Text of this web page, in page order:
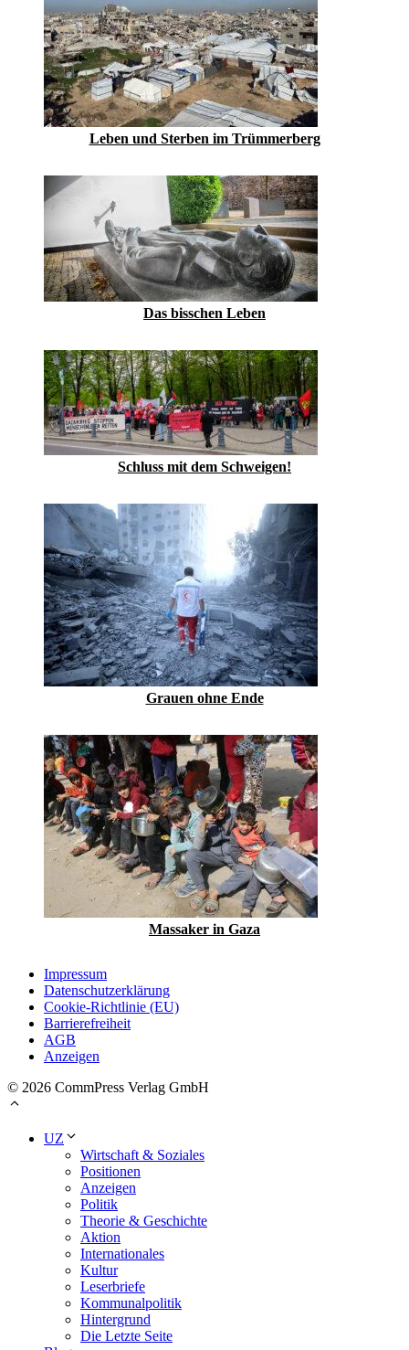
Leben und Sterben im Trümmerberg
Das bisschen Leben
Schluss mit dem Schweigen!
Grauen ohne Ende
Massaker in Gaza
Impressum
Datenschutzerklärung
Cookie-Richtlinie (EU)
Barrierefreiheit
AGB
Anzeigen
© 2026 CommPress Verlag GmbH
UZ
Wirtschaft & Soziales
Positionen
Anzeigen
Politik
Theorie & Geschichte
Aktion
Internationales
Kultur
Leserbriefe
Kommunalpolitik
Hintergrund
Die Letzte Seite